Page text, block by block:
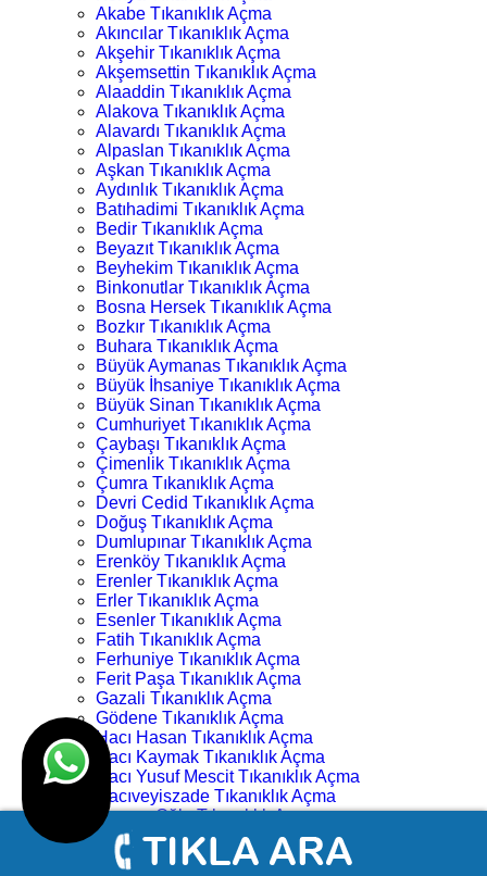
Akabe Tıkanıklık Açma
Akıncılar Tıkanıklık Açma
Akşehir Tıkanıklık Açma
Akşemsettin Tıkanıklık Açma
Alaaddin Tıkanıklık Açma
Alakova Tıkanıklık Açma
Alavardı Tıkanıklık Açma
Alpaslan Tıkanıklık Açma
Aşkan Tıkanıklık Açma
Aydınlık Tıkanıklık Açma
Batıhadimi Tıkanıklık Açma
Bedir Tıkanıklık Açma
Beyazıt Tıkanıklık Açma
Beyhekim Tıkanıklık Açma
Binkonutlar Tıkanıklık Açma
Bosna Hersek Tıkanıklık Açma
Bozkır Tıkanıklık Açma
Buhara Tıkanıklık Açma
Büyük Aymanas Tıkanıklık Açma
Büyük İhsaniye Tıkanıklık Açma
Büyük Sinan Tıkanıklık Açma
Cumhuriyet Tıkanıklık Açma
Çaybaşı Tıkanıklık Açma
Çimenlik Tıkanıklık Açma
Çumra Tıkanıklık Açma
Devri Cedid Tıkanıklık Açma
Doğuş Tıkanıklık Açma
Dumlupınar Tıkanıklık Açma
Erenköy Tıkanıklık Açma
Erenler Tıkanıklık Açma
Erler Tıkanıklık Açma
Esenler Tıkanıklık Açma
Fatih Tıkanıklık Açma
Ferhuniye Tıkanıklık Açma
Ferit Paşa Tıkanıklık Açma
Gazali Tıkanıklık Açma
Gödene Tıkanıklık Açma
Hacı Hasan Tıkanıklık Açma
Hacı Kaymak Tıkanıklık Açma
Hacı Yusuf Mescit Tıkanıklık Açma
Hacıveyiszade Tıkanıklık Açma
Hamza Oğlu Tıkanıklık Açma
Hanay Başı Tıkanıklık Açma
Harmancık Tıkanıklık Açma